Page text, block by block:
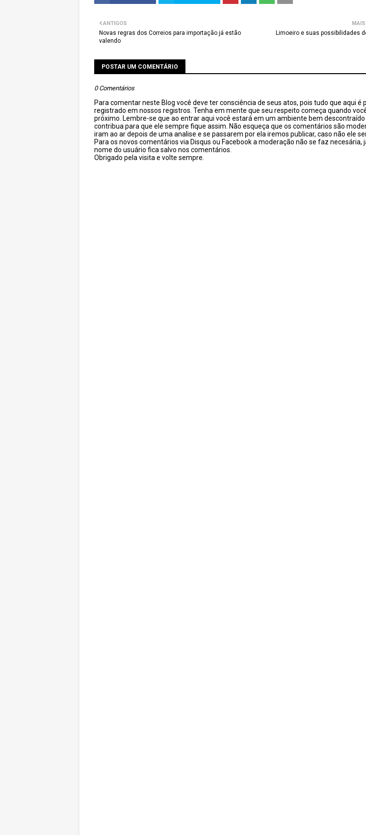
MAIS
Limoeiro e suas possibilidades
ANTIGOS
Novas regras dos Correios para importação já estão
valendo
POSTAR UM COMENTÁRIO
0 Comentários
Para comentar neste Blog você deve ter consciência de seus atos, pois tudo que aqui é
registrado em nossos registros. Tenha em mente que seu respeito começa quando
próximo. Lembre-se que ao entrar aqui você estará em um ambiente bem descontraído
contribua para que ele sempre fique assim. Não esqueça que os comentários são
iram ao ar depois de uma analise e se passarem por ela iremos publicar, caso não ele
Para os novos comentários via Disqus ou Facebook a moderação não se faz necesária,
nome do usuário fica salvo nos comentários.
Obrigado pela visita e volte sempre.